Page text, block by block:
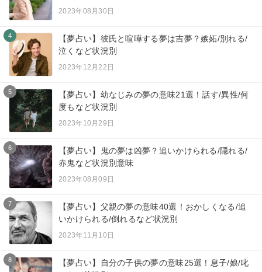
2023年08月30日
4
【夢占い】彼氏と喧嘩する夢は吉夢？嫉妬/別れる/
泣くなど状況別
2023年12月22日
5
【夢占い】幼なじみの夢の意味21選！話す/異性/何
度もなど状況別
2023年10月29日
6
【夢占い】鬼の夢は凶夢？追いかけられる/隠れる/
赤鬼など状況別意味
2023年08月09日
7
【夢占い】父親の夢の意味40選！おかしくなる/追
いかけられる/倒れるなど状況別
2023年11月10日
8
【夢占い】自分の子供の夢の意味25選！息子/娘/叱